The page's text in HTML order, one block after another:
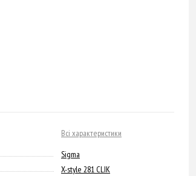
Всі характеристики
Sigma
X-style 281 CLIK